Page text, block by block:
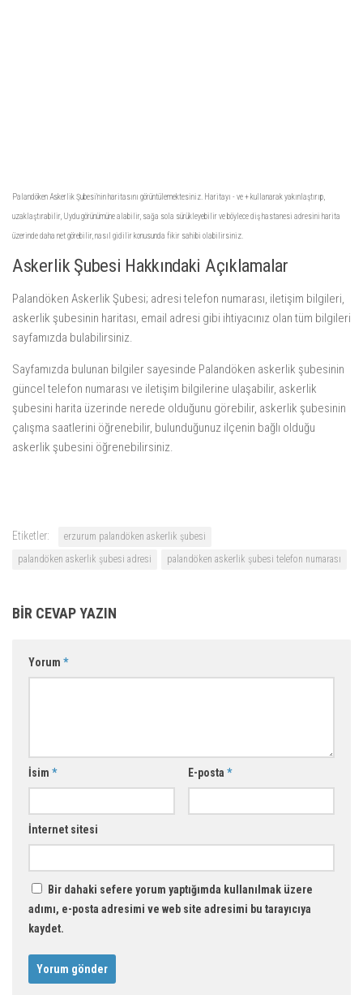
Palandöken Askerlik Şubesi'nin haritasını görüntülemektesiniz. Haritayı - ve + kullanarak yakınlaştırıp,
uzaklaştırabilir, Uydu görünümüne alabilir, sağa sola sürükleyebilir ve böylece diş hastanesi adresini harita
üzerinde daha net görebilir, nasıl gidilir konusunda fikir sahibi olabilirsiniz.
Askerlik Şubesi Hakkındaki Açıklamalar
Palandöken Askerlik Şubesi; adresi telefon numarası, iletişim bilgileri,
askerlik şubesinin haritası, email adresi gibi ihtiyacınız olan tüm bilgileri
sayfamızda bulabilirsiniz.
Sayfamızda bulunan bilgiler sayesinde Palandöken askerlik şubesinin
güncel telefon numarası ve iletişim bilgilerine ulaşabilir, askerlik
şubesini harita üzerinde nerede olduğunu görebilir, askerlik şubesinin
çalışma saatlerini öğrenebilir, bulunduğunuz ilçenin bağlı olduğu
askerlik şubesini öğrenebilirsiniz.
Etiketler:
erzurum palandöken askerlik şubesi
palandöken askerlik şubesi adresi
palandöken askerlik şubesi telefon numarası
BIR CEVAP YAZIN
Yorum *
İsim * E-posta *
İnternet sitesi
Bir dahaki sefere yorum yaptığımda kullanılmak üzere
adımı, e-posta adresimi ve web site adresimi bu tarayıcıya
kaydet.